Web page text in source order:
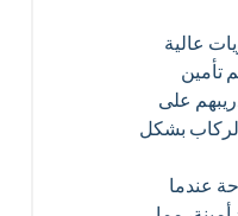
عالية
تأمين
على
بشكل
عندما